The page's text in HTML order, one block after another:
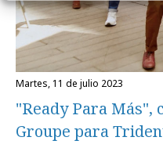
martes, 11 de julio 2023
"Ready Para Más",
Groupe para